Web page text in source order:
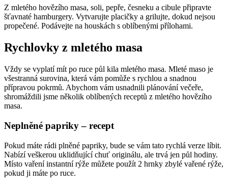
Z mletého hovězího masa, soli, pepře, česneku a cibule připravte
šťavnaté hamburgery. Vytvarujte placičky a grilujte, dokud nejsou
propečené. Podávejte na houskách s oblíbenými přílohami.
Rychlovky z mletého masa
Vždy se vyplatí mít po ruce půl kila mletého masa. Mleté maso je
všestranná surovina, která vám pomůže s rychlou a snadnou
přípravou pokrmů. Abychom vám usnadnili plánování večeře,
shromáždili jsme několik oblíbených receptů z mletého hovězího
masa.
Neplněné papriky – recept
Pokud máte rádi plněné papriky, bude se vám tato rychlá verze líbit.
Nabízí veškerou uklidňující chuť originálu, ale trvá jen půl hodiny.
Místo vaření instantní rýže můžete použít 2 hrnky zbylé vařené rýže,
pokud ji máte po ruce.